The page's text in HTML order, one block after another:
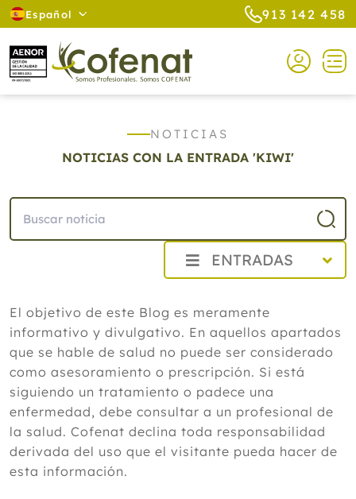
Español 913 142 458
NOTICIAS
NOTICIAS CON LA ENTRADA 'KIWI'
ENTRADAS
Agosto
Cistitis en verano: cinco remedios
naturales para aliviar los síntomas,
según un experto
Julio
Junio
Mayo
Marzo
El objetivo de este Blog es meramente
informativo y divulgativo. En aquellos apartados
que se hable de salud no puede ser considerado
como asesoramiento o prescripción. Si está
siguiendo un tratamiento o padece una
enfermedad, debe consultar a un profesional de
la salud. Cofenat declina toda responsabilidad
derivada del uso que el visitante pueda hacer de
esta información.